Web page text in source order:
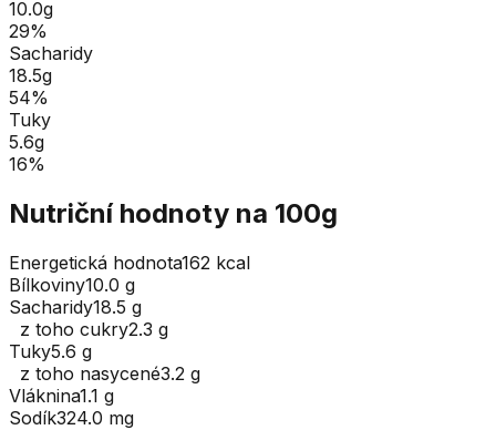
10.0g
29%
Sacharidy
18.5g
54%
Tuky
5.6g
16%
Nutriční hodnoty na 100g
Energetická hodnota162 kcal
Bílkoviny10.0 g
Sacharidy18.5 g
z toho cukry2.3 g
Tuky5.6 g
z toho nasycené3.2 g
Vláknina1.1 g
Sodík324.0 mg